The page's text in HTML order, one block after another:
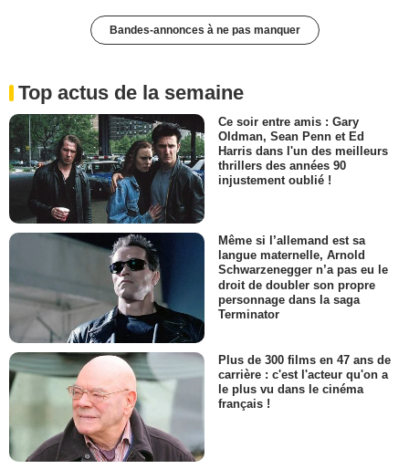
Bandes-annonces à ne pas manquer
Top actus de la semaine
Ce soir entre amis : Gary
Oldman, Sean Penn et Ed
Harris dans l'un des meilleurs
thrillers des années 90
injustement oublié !
Même si l’allemand est sa
langue maternelle, Arnold
Schwarzenegger n’a pas eu le
droit de doubler son propre
personnage dans la saga
Terminator
Plus de 300 films en 47 ans de
carrière : c'est l'acteur qu'on a
le plus vu dans le cinéma
français !